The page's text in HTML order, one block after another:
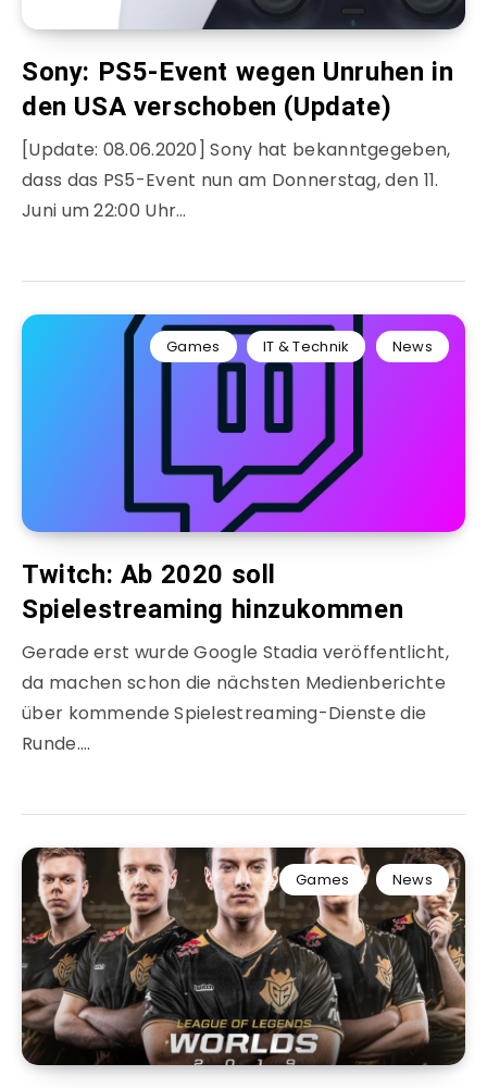
Sony: PS5-Event wegen Unruhen in
den USA verschoben (Update)
[Update: 08.06.2020] Sony hat bekanntgegeben,
dass das PS5-Event nun am Donnerstag, den 11.
Juni um 22:00 Uhr…
Games IT & Technik News
Twitch: Ab 2020 soll
Spielestreaming hinzukommen
Gerade erst wurde Google Stadia veröffentlicht,
da machen schon die nächsten Medienberichte
über kommende Spielestreaming-Dienste die
Runde….
Games News